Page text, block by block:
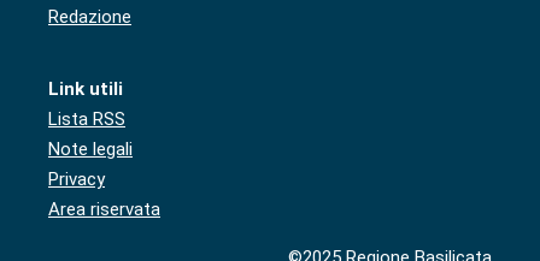
Redazione
Link utili
Lista RSS
Note legali
Privacy
Area riservata